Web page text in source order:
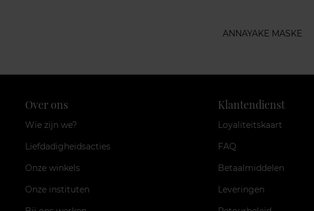
ANNAYAKE MASKE
Over ons
Wie zijn we?
Liefdadigheidsacties
Onze winkels
Onze instituten
Klantendienst
Loyaliteitskaart
FAQ
Betaalmiddelen
Leveringen